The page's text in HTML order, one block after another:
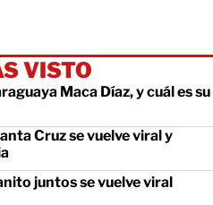
VISTO
Maca Díaz, y cuál es su
Cruz se vuelve viral y
juntos se vuelve viral